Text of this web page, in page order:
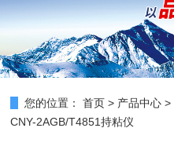
您的位置： 首页 > 产品中心 >
CNY-2AGB/T4851持粘仪